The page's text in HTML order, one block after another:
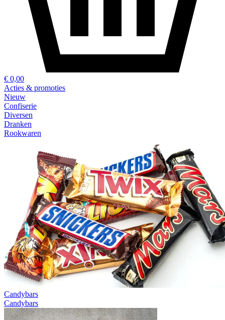
€ 0,00
Acties & promoties
Nieuw
Confiserie
Diversen
Dranken
Rookwaren
Candybars
Candybars